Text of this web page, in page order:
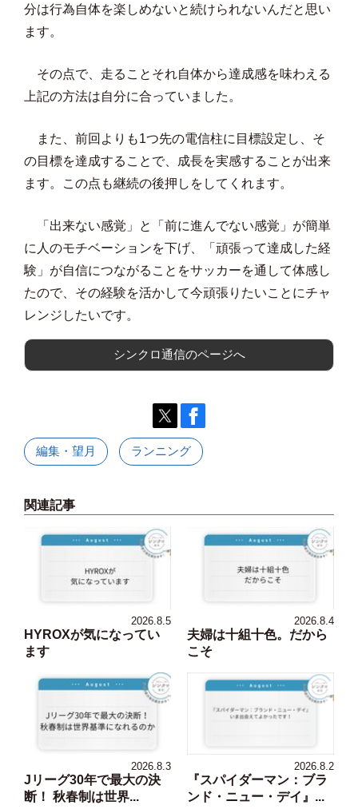
分は行為自体を楽しめないと続けられないんだと思い
ます。
その点で、走ることそれ自体から達成感を味わえる
上記の方法は自分に合っていました。
また、前回よりも1つ先の電信柱に目標設定し、そ
の目標を達成することで、成長を実感することが出来
ます。この点も継続の後押しをしてくれます。
「出来ない感覚」と「前に進んでない感覚」が簡単
に人のモチベーションを下げ、「頑張って達成した経
験」が自信につながることをサッカーを通して体感し
たので、その経験を活かして今頑張りたいことにチャ
レンジしたいです。
シンクロ通信のページへ
編集・望月 ランニング
関連記事
2026.8.5
HYROXが気になってい
ます
2026.8.4
夫婦は十組十色。だから
こそ
2026.8.3
Jリーグ30年で最大の決
断！ 秋春制は世界...
2026.8.2
『スパイダーマン：ブラ
ンド・ニュー・デイ』...